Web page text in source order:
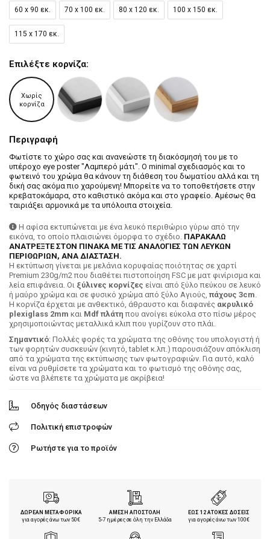
60 x 90 εκ. 70 x 100 εκ. 80 x 120 εκ. 100 x 150 εκ.
115 x 170 εκ.
Επιλέξτε κορνίζα:
Χωρίς
κορνίζα
Περιγραφή
Φωτίστε το χώρο σας και ανανεώστε τη διακόσμησή του με το
υπέροχο eye poster "Λαμπερό μάτι". Ο minimal σχεδιασμός και το
φωτεινό του χρώμα θα κάνουν τη διάθεση του δωματίου αλλά και τη
δική σας ακόμα πιο χαρούμενη! Μπορείτε να το τοποθετήσετε στην
κρεβατοκάμαρα, στο καθιστικό ακόμα και στο γραφείο. Αμέσως θα
ταιριάξει αρμονικά με τα υπόλοιπα στοιχεία.
Η αφίσα εκτυπώνεται με ένα λευκό περιθώριο γύρω από την
εικόνα, το οποίο πλαισιώνει όμορφα το σχέδιο. ΠΑΡΑΚΑΛΩ
ΑΝΑΤΡΕΞΤΕ ΣΤΟΝ ΠΙΝΑΚΑ ΜΕ ΤΙΣ ΑΝΑΛΟΓΙΕΣ ΤΩΝ ΛΕΥΚΩΝ
ΠΕΡΙΘΩΡΙΩΝ, ΑΝΑ ΔΙΑΣΤΑΣΗ.
H εκτύπωση γίνεται με μελάνια κορυφαίας ποιότητας σε χαρτί
Premium 230g/m2 που διαθέτει πιστοποίηση FSC με ματ φινίρισμα και
λεία επιφάνεια. Οι ξύλινες κορνίζες είναι από ξύλο πεύκου σε λευκό
ή μαύρο χρώμα και σε φυσικό χρώμα από ξύλο Αγιούς, πάχους 3cm.
Η κορνίζα έρχεται με ανθεκτικό, άθραυστο και διαφανές ακρυλικό
plexiglass 2mm και Mdf πλάτη που ανοίγει εύκολα στο πίσω μέρος
χρησιμοποιώντας μεταλλικά κλιπ που γυρίζουν στο πλάι.
Σημαντικό: Πολλές φορές τα χρώματα της οθόνης του υπολογιστή ή
των φορητών συσκευών (κινητό, tablet κ.λπ.) παρουσιάζουν απόκλιση
από τα χρώματα της εκτύπωσης των φωτογραφιών. Για αυτό, καλό
είναι να ρυθμίσετε τα χρώματα και το φωτισμό της οθόνης σας,
ώστε να βλέπετε τα χρώματα με ακρίβεια!
Οδηγός διαστάσεων
Πολιτική επιστροφών
Ρωτήστε για το προϊόν
ΔΩΡΕΑΝ ΜΕΤΑΦΟΡΙΚΑ
για αγορές άνω των 50€
ΑΜΕΣΗ ΑΠΟΣΤΟΛΗ
5-7 ημέρες σε όλη την Ελλάδα
ΕΩΣ 12 ΑΤΟΚΕΣ ΔΟΣΕΙΣ
για αγορές άνω των 100€